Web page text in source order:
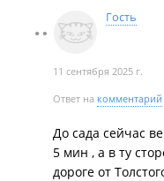
Посетители фуд-корта
за пожарной тревоги.
Гость
11 сентября 2025 г.
Ответ на комментарий
До сада сейчас
5 мин , а в ту
дороге от